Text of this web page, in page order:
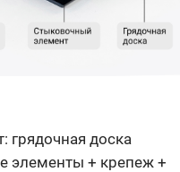
грядочная доска
элементы + крепеж +